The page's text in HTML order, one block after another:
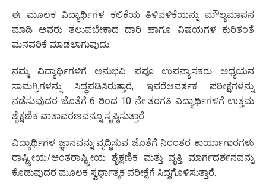
ಈ ಮೂಲಕ ವಿದ್ಯಾರ್ಥಿಗಳ ಕಲಿಕೆಯ ತಿಳಿವಳಿಕೆಯನ್ನು ಮೌಲ್ಯಮಾಪನ
ಮಾಡಿ ಅವರು ತಲುಪಬೇಕಾದ ದಾರಿ ಹಾಗೂ ವಿಷಯಗಳ ಕುರಿತಂತೆ
ಮನವರಿಕೆ ಮಾಡಲಾಗುವುದು.
ನಮ್ಮ ವಿದ್ಯಾರ್ಥಿಗಳಿಗೆ ಅನುಭವಿ ಪಪೂ ಉಪನ್ಯಾಸಕರು ಅಧ್ಯಯನ
ಸಾಮಗ್ರಿಗಳನ್ನು ಸಿದ್ಧಪಡಿಸಿರುತ್ತಾರೆ, ಇವರೆಆವರ್ತಕ ಪರೀಕ್ಷೆಗಳನ್ನು
ನಡೆಸುವುದರ ಜೊತೆಗೆ 6 ರಿಂದ 10 ನೇ ತರಗತಿ ವಿದ್ಯಾರ್ಥಿಗಳಿಗೆ ಉತ್ತಮ
ಶೈಕ್ಷಣಿಕ ವಾತಾವರಣವನ್ನೂ ಸೃಷ್ಠಿಸುತ್ತಾರೆ.
ವಿದ್ಯಾರ್ಥಿಗಳ ಜ್ಞಾನವನ್ನು ವೃದ್ಧಿಸುವ ಜೊತೆಗೆ ನಿರಂತರ ಕಾರ್ಯಾಗಾರಗಳು
ರಾಷ್ಟ್ರೀಯ/ಅಂತರಾಷ್ಟ್ರೀಯ ಶೈಕ್ಷಣಿಕ ಮತ್ತು ವೃತ್ತಿ ಮಾರ್ಗದರ್ಶನವನ್ನು
ಕೊಡುವುದರ ಮೂಲಕ ಸ್ವರ್ಧಾತ್ಮಕ ಪರೀಕ್ಷೆಗೆ ಸಿದ್ದಗೊಳಿಸುತ್ತಾರೆ.